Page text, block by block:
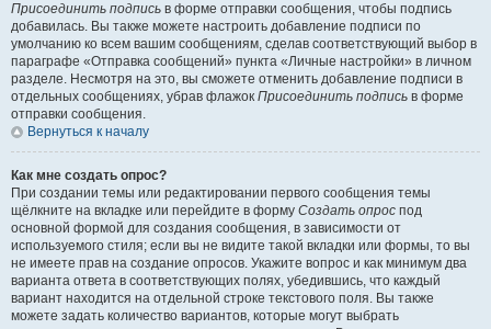
Присоединить подпись в форме отправки сообщения, чтобы подпись
добавилась. Вы также можете настроить добавление подписи по
умолчанию ко всем вашим сообщениям, сделав соответствующий выбор в
параграфе «Отправка сообщений» пункта «Личные настройки» в личном
разделе. Несмотря на это, вы сможете отменить добавление подписи в
отдельных сообщениях, убрав флажок Присоединить подпись в форме
отправки сообщения.
Вернуться к началу
Как мне создать опрос?
При создании темы или редактировании первого сообщения темы
щёлкните на вкладке или перейдите в форму Создать опрос под
основной формой для создания сообщения, в зависимости от
используемого стиля; если вы не видите такой вкладки или формы, то вы
не имеете прав на создание опросов. Укажите вопрос и как минимум два
варианта ответа в соответствующих полях, убедившись, что каждый
вариант находится на отдельной строке текстового поля. Вы также
можете задать количество вариантов, которые могут выбрать